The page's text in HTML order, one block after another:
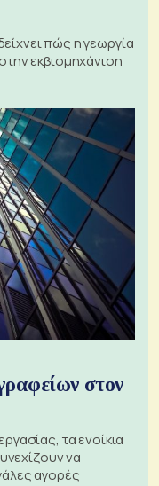
πώς η γεωργία
εκβιομηχάνιση
στον
τα ενοίκια
να
αγορές